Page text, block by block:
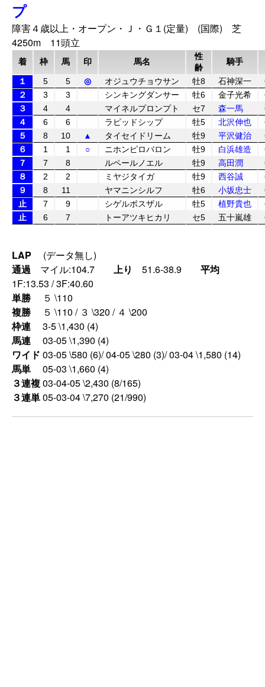
プ
障害４歳以上・オープン・Ｊ・Ｇ１(定量) (国際) 芝
4250m 11頭立
着 枠 馬 印 馬名
性
齢
騎手
１ 5 5 ◎ オジュウチョウサン 牡8 石神深一
２
3 3 シンキングダンサー 牡6 金子光希
３
4 4 マイネルプロンプト セ7 森一馬
４
6 6 ラピッドシップ 牡5 北沢伸也
５
8 10 ▲ タイセイドリーム 牡9 平沢健治
６
1 1 ○ ニホンピロバロン 牡9 白浜雄造
７
7 8 ルペールノエル 牡9 高田潤
８
2 2 ミヤジタイガ 牡9 西谷誠
９
8 11 ヤマニンシルフ 牡6 小坂忠士
止
7 9 シゲルボスザル 牡5 植野貴也
止
6 7 トーアツキヒカリ セ5 五十嵐雄
LAP (データ無し)
通過 マイル:104.7 上り 51.6-38.9 平均
1F:13.53 / 3F:40.60
単勝
５ \110
複勝
５ \110 / ３ \320 / ４ \200
枠連
3-5 \1,430 (4)
馬連
03-05 \1,390 (4)
ワイド 03-05 \580 (6)/ 04-05 \280 (3)/ 03-04 \1,580 (14)
馬単
05-03 \1,660 (4)
３連複03-04-05 \2,430 (8/165)
３連単05-03-04 \7,270 (21/990)